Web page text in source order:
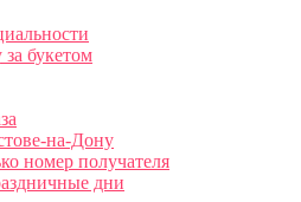
букетом
на-Дону
номер получателя
дни